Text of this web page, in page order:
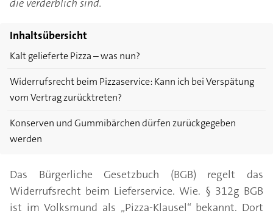
die verderblich sind.
Inhaltsübersicht
Kalt gelieferte Pizza – was nun?
Widerrufsrecht beim Pizzaservice: Kann ich bei Verspätung
vom Vertrag zurücktreten?
Konserven und Gummibärchen dürfen zurückgegeben
werden
Das Bürgerliche Gesetzbuch (BGB) regelt das
Widerrufsrecht beim Lieferservice. Wie. § 312g BGB
ist im Volksmund als „Pizza-Klausel“ bekannt. Dort